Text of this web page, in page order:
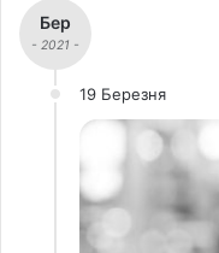
Бер
- 2021 -
19 Березня